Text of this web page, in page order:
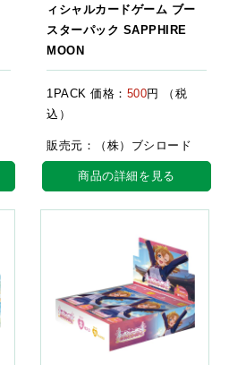
ィシャルカードゲーム ブー
スターパック SAPPHIRE
MOON
1PACK 価格： 500円 （税
込）
販売元：（株）ブシロード
商品の詳細を見る